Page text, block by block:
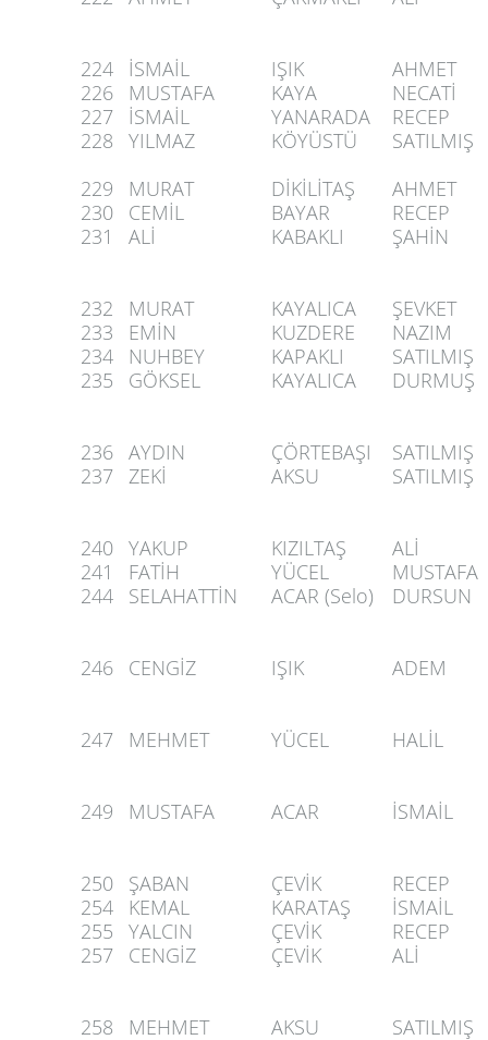
224 İSMAİL IŞIK
AHMET
226
MUSTAFA KAYA
NECATİ
227
İSMAİL YANARADA
RECEP
228
YILMAZ KÖYÜSTÜ
SATILMIŞ
229
MURAT DİKİLİTAŞ
AHMET
230
CEMİL BAYAR
RECEP
231
ALİ KABAKLI ŞAHİN
232 MURAT KAYALICA
ŞEVKET
233
EMİN KUZDERE
NAZIM
234
NUHBEY KAPAKLI
SATILMIŞ
235
GÖKSEL KAYALICA DURMUŞ
236 AYDIN ÇÖRTEBAŞI
SATILMIŞ
237 ZEKİ AKSU SATILMIŞ
240 YAKUP KIZILTAŞ
ALİ
241
FATİH YÜCEL
MUSTAFA
244
SELAHATTİN ACAR (Selo) DURSUN
246 CENGİZ IŞIK ADEM
247 MEHMET YÜCEL HALİL
249 MUSTAFA ACAR İSMAİL
250 ŞABAN ÇEVİK
RECEP
254
KEMAL KARATAŞ
İSMAİL
255
YALCIN ÇEVİK
RECEP
257
CENGİZ ÇEVİK ALİ
258 MEHMET AKSU
SATILMIŞ